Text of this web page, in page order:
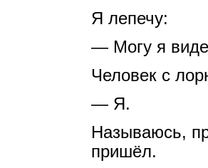
Я лепечу:
— Могу я
Человек с
— Я.
Называюсь,
пришёл.